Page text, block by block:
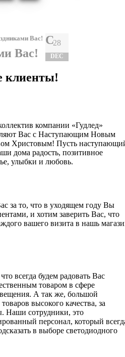
Вас!
28
DEC
С
Вас!
клиенты!
компании «Гудлед»
Вас с Наступающим Новым
Христовым! Пусть
дома радость, позитивное
улыбки и любовь.
за то, что в уходящем году Вы
и хотим заверить Вас, что
вашего визита в нашь
всегда будем радовать Вас
товаром в сфере
А так же, большой
высокого качества, за
Наши сотрудники, это
персонал, который
в выборе светодиодного